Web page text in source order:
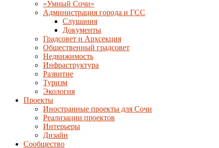
«Умный Сочи»
Администрация города и ГСС
Слушания
Документы
Градсовет и Архсекция
Общественный градсовет
Недвижимость
Инфраструктура
Развитие
Туризм
Экология
Проекты
Иностранные проекты для Сочи
Реализации проектов
Интерьеры
Дизайн
Сообщество